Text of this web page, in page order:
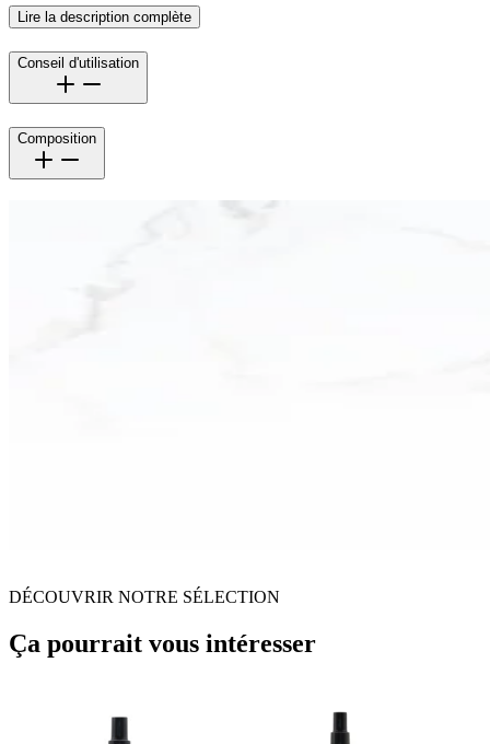
Lire la description complète
Conseil d'utilisation
Composition
DÉCOUVRIR NOTRE SÉLECTION
Ça pourrait vous intéresser